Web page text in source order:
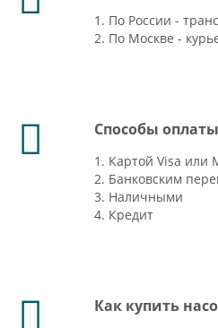
1. По России -
2. По Москве -
Способы оплаты
1. Картой Visa или
2. Банковским
3. Наличными
4. Кредит
Как купить